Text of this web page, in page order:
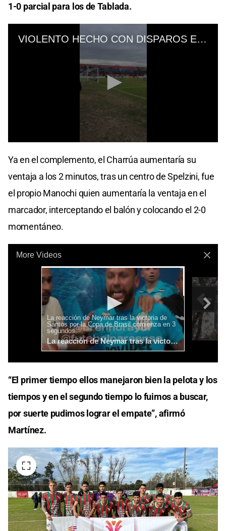
1-0 parcial para los de Tablada.
Ya en el complemento, el Charrúa aumentaría su
ventaja a los 2 minutos, tras un centro de Spelzini, fue
el propio Manochi quien aumentaría la ventaja en el
marcador, interceptando el balón y colocando el 2-0
momentáneo.
“El primer tiempo ellos manejaron bien la pelota y los
tiempos y en el segundo tiempo lo fuimos a buscar,
por suerte pudimos lograr el empate”, afirmó
Martínez.